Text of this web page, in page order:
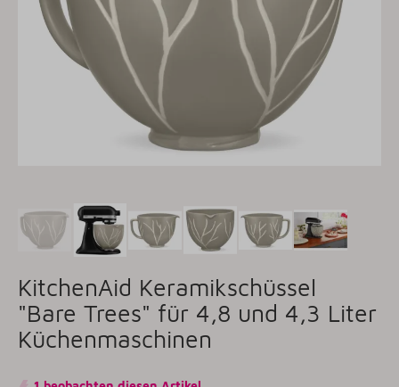
KitchenAid Keramikschüssel
"Bare Trees" für 4,8 und 4,3 Liter
Küchenmaschinen